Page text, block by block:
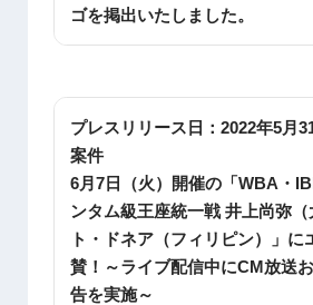
ゴを掲出いたしました。
プレスリリース日： 2022年5月
案件
6月7日（火）開催の「WBA・
ンタム級王座統一戦 井上尚弥
ト・ドネア（フィリピン）」に
賛！～ライブ配信中にCM放送
告を実施～